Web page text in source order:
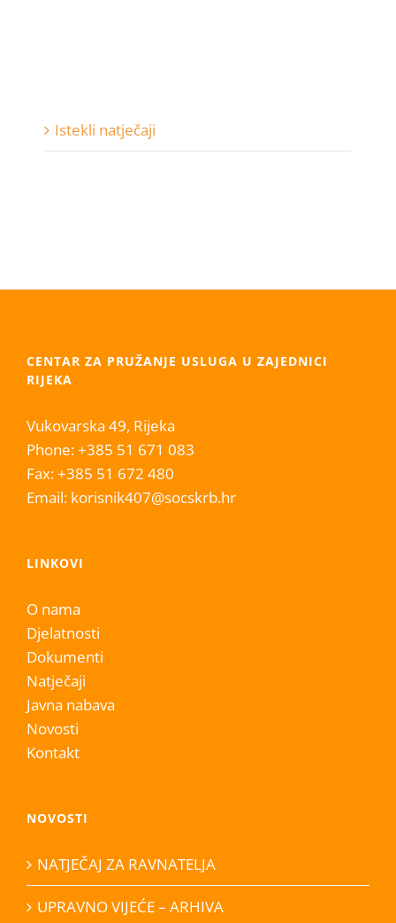
Istekli natječaji
CENTAR ZA PRUŽANJE USLUGA U ZAJEDNICI
RIJEKA
Vukovarska 49, Rijeka
Phone:+385 51 671 083
Fax:+385 51 672 480
Email: korisnik407@socskrb.hr
LINKOVI
O nama
Djelatnosti
Dokumenti
Natječaji
Javna nabava
Novosti
Kontakt
NOVOSTI
NATJEČAJ ZA RAVNATELJA
UPRAVNO VIJEĆE – ARHIVA